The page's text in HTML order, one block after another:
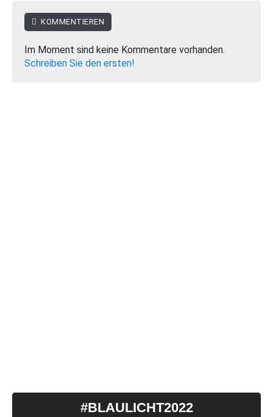
KOMMENTIEREN
Im Moment sind keine Kommentare vorhanden.
Schreiben Sie den ersten!
#BLAULICHT2022